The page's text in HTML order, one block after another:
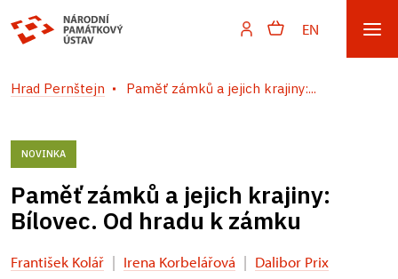
EN
Hrad Pernštejn Paměť zámků a jejich krajiny:...
NOVINKA
Paměť zámků a jejich krajiny:
Bílovec. Od hradu k zámku
František Kolář | Irena Korbelářová | Dalibor Prix